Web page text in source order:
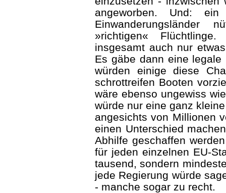
ange­worben. Und:
»richtigen«
insgesamt auch nur
Es gäbe dann eine
würden einige diese
schrottreifen Booten
wäre ebenso ungewiss
würde nur eine ganz
angesichts von Millionen
einen Unterschied
Abhilfe geschaffen
für jeden einzelnen EU-
tausend, sondern
jede Regierung würde
- manche sogar zu recht.